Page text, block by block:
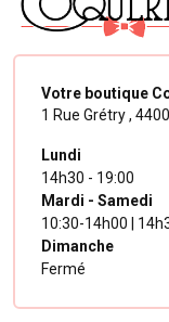
Votre boutique
1 Rue Grétry ,
Lundi
14h30 - 19:00
Mardi - Samedi
10:30-14h00 |
Dimanche
Fermé